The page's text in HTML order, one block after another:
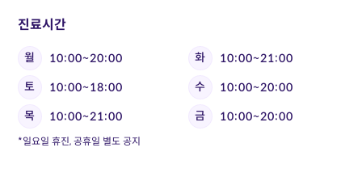
진료시간
월 10:00~20:00 화
10:00~21:00
토
10:00~18:00 수
10:00~20:00
목
10:00~21:00 금 10:00~20:00
*일요일 휴진, 공휴일 별도 공지